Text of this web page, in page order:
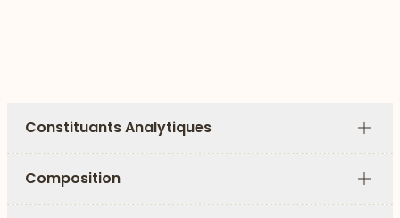
Constituants Analytiques
Plus
Composition
Plus